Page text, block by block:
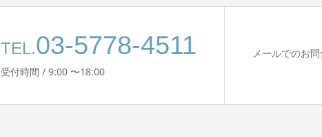
TEL.03-5778-4511
受付時間 / 9:00 〜18:00
メールでのお